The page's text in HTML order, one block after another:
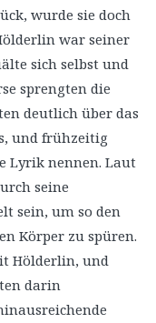
wurde sie doch
war seiner
sich selbst und
sprengten die
deutlich über das
und frühzeitig
Lyrik nennen. Laut
seine
sein, um so den
Körper zu spüren.
Hölderlin, und
darin